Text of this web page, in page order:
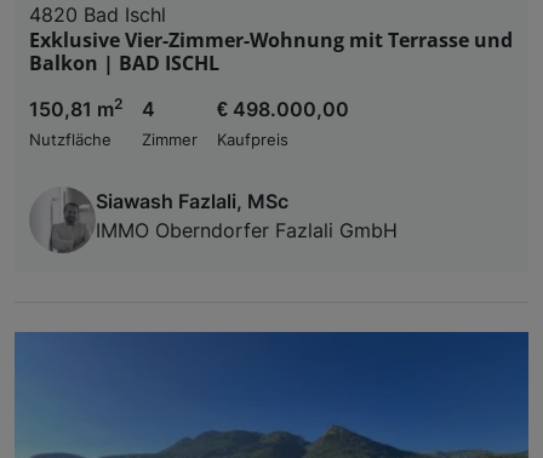
4820 Bad Ischl
Exklusive Vier-Zimmer-Wohnung mit Terrasse und
Balkon | BAD ISCHL
150,81 m2
Nutzfläche
4
Zimmer
€ 498.000,00
Kaufpreis
Siawash Fazlali, MSc
IMMO Oberndorfer Fazlali GmbH